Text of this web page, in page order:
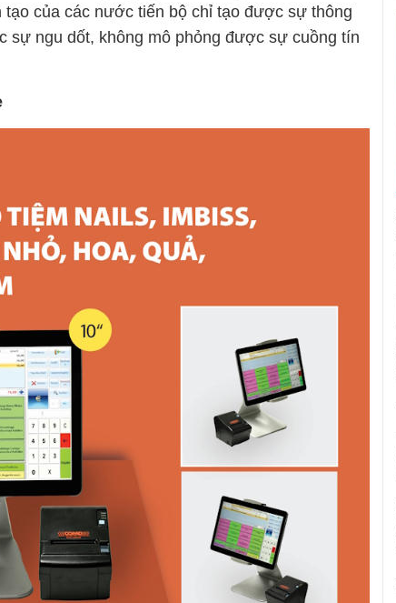
tạo của các nước tiến bộ chỉ tạo được sự thông
sự ngu dốt, không mô phỏng được sự cuồng tín